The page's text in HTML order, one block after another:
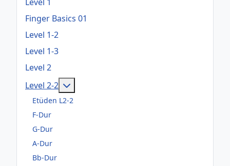
Finger Basics 01
Level 1-2
Level 1-3
Level 2
Level 2-2
Etüden L2-2
F-Dur
G-Dur
A-Dur
Bb-Dur